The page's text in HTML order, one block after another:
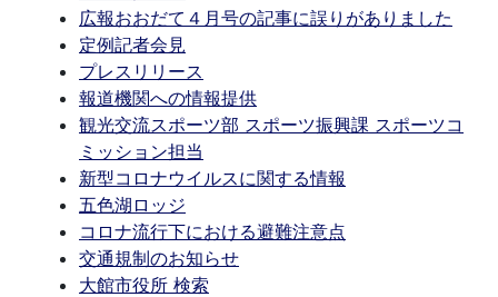
広報おおだて４月号の記事に誤りがありました
定例記者会見
プレスリリース
報道機関への情報提供
観光交流スポーツ部 スポーツ振興課 スポーツコ
ミッション担当
新型コロナウイルスに関する情報
五色湖ロッジ
コロナ流行下における避難注意点
交通規制のお知らせ
大館市役所 検索